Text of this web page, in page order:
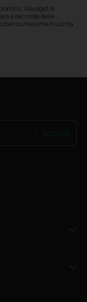
Il budget di
a seconda delle
massima in uscita